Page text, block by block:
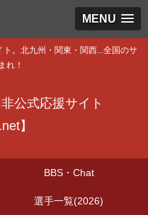
MENU
。北九州・関東・関西...全国のサ
れ！
公式応援サイト
】
BBS・Chat
選手一覧(2026)